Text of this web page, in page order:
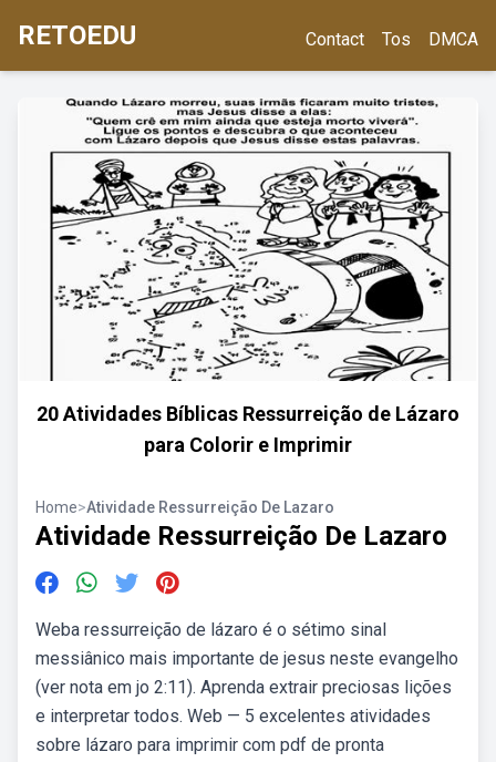
RETOEDU Contact Tos DMCA
20 Atividades Bíblicas Ressurreição de Lázaro
para Colorir e Imprimir
Home>Atividade Ressurreição De Lazaro
Atividade Ressurreição De Lazaro
Weba ressurreição de lázaro é o sétimo sinal
messiânico mais importante de jesus neste evangelho
(ver nota em jo 2:11). Aprenda extrair preciosas lições
e interpretar todos. Web — 5 excelentes atividades
sobre lázaro para imprimir com pdf de pronta